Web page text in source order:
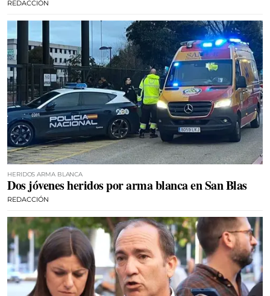
REDACCIÓN
HERIDOS ARMA BLANCA
Dos jóvenes heridos por arma blanca en San Blas
REDACCIÓN